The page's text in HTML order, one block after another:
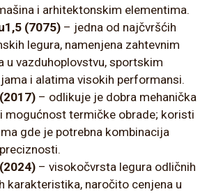
i arhitektonskim elementima.
(7075) – jedna od najčvršćih
legura, namenjena zahtevnim
u vazduhoplovstvu, sportskim
i alatima visokih performansi.
– odlikuje je dobra mehanička
mogućnost termičke obrade; koristi
gde je potrebna kombinacija
– visokočvrsta legura odličnih
karakteristika, naročito cenjena u